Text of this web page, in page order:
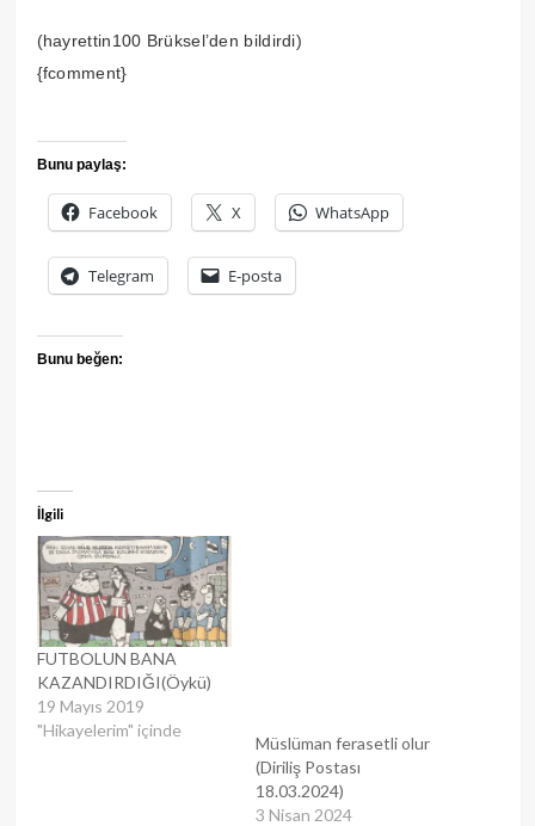
(hayrettin100 Brüksel’den bildirdi)
{fcomment}
Bunu paylaş:
Facebook X WhatsApp
Telegram E-posta
Bunu beğen:
İlgili
FUTBOLUN BANA
KAZANDIRDIĞI(Öykü)
19 Mayıs 2019
"Hikayelerim" içinde
Müslüman ferasetli olur
(Diriliş Postası
18.03.2024)
3 Nisan 2024